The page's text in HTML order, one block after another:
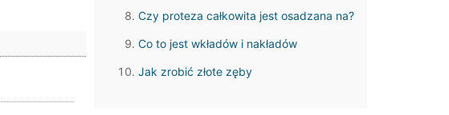
Czy proteza całkowita jest osadzana na?
Co to jest wkładów i nakładów
Jak zrobić złote zęby